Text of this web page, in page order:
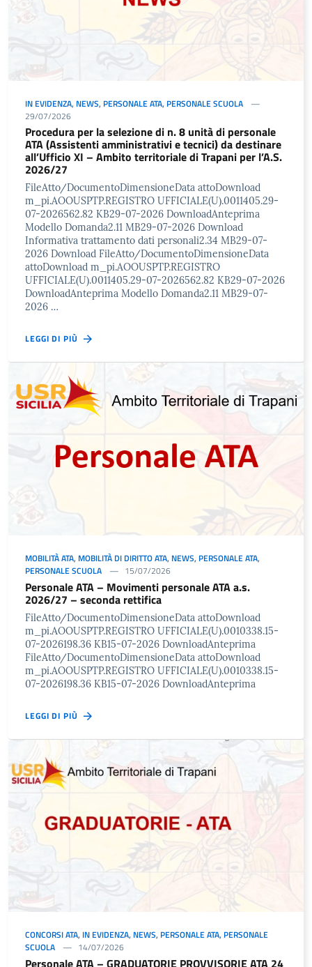
IN EVIDENZA, NEWS, PERSONALE ATA, PERSONALE SCUOLA
29/07/2026
Procedura per la selezione di n. 8 unità di personale
ATA (Assistenti amministrativi e tecnici) da destinare
all’Ufficio XI – Ambito territoriale di Trapani per l’A.S.
2026/27
FileAtto/DocumentoDimensioneData attoDownload
m_pi.AOOUSPTP.REGISTRO UFFICIALE(U).0011405.29-
07-2026562.82 KB29-07-2026 DownloadAnteprima
Modello Domanda2.11 MB29-07-2026 Download
Informativa trattamento dati personali2.34 MB29-07-
2026 Download FileAtto/DocumentoDimensioneData
attoDownload m_pi.AOOUSPTP.REGISTRO
UFFICIALE(U).0011405.29-07-2026562.82 KB29-07-2026
DownloadAnteprima Modello Domanda2.11 MB29-07-
2026 …
LEGGI DI PIÙ
MOBILITÀ ATA, MOBILITÀ DI DIRITTO ATA, NEWS, PERSONALE ATA,
PERSONALE SCUOLA
15/07/2026
Personale ATA – Movimenti personale ATA a.s.
2026/27 – seconda rettifica
FileAtto/DocumentoDimensioneData attoDownload
m_pi.AOOUSPTP.REGISTRO UFFICIALE(U).0010338.15-
07-2026198.36 KB15-07-2026 DownloadAnteprima
FileAtto/DocumentoDimensioneData attoDownload
m_pi.AOOUSPTP.REGISTRO UFFICIALE(U).0010338.15-
07-2026198.36 KB15-07-2026 DownloadAnteprima
LEGGI DI PIÙ
CONCORSI ATA, IN EVIDENZA, NEWS, PERSONALE ATA, PERSONALE
SCUOLA
14/07/2026
Personale ATA – GRADUATORIE PROVVISORIE ATA 24